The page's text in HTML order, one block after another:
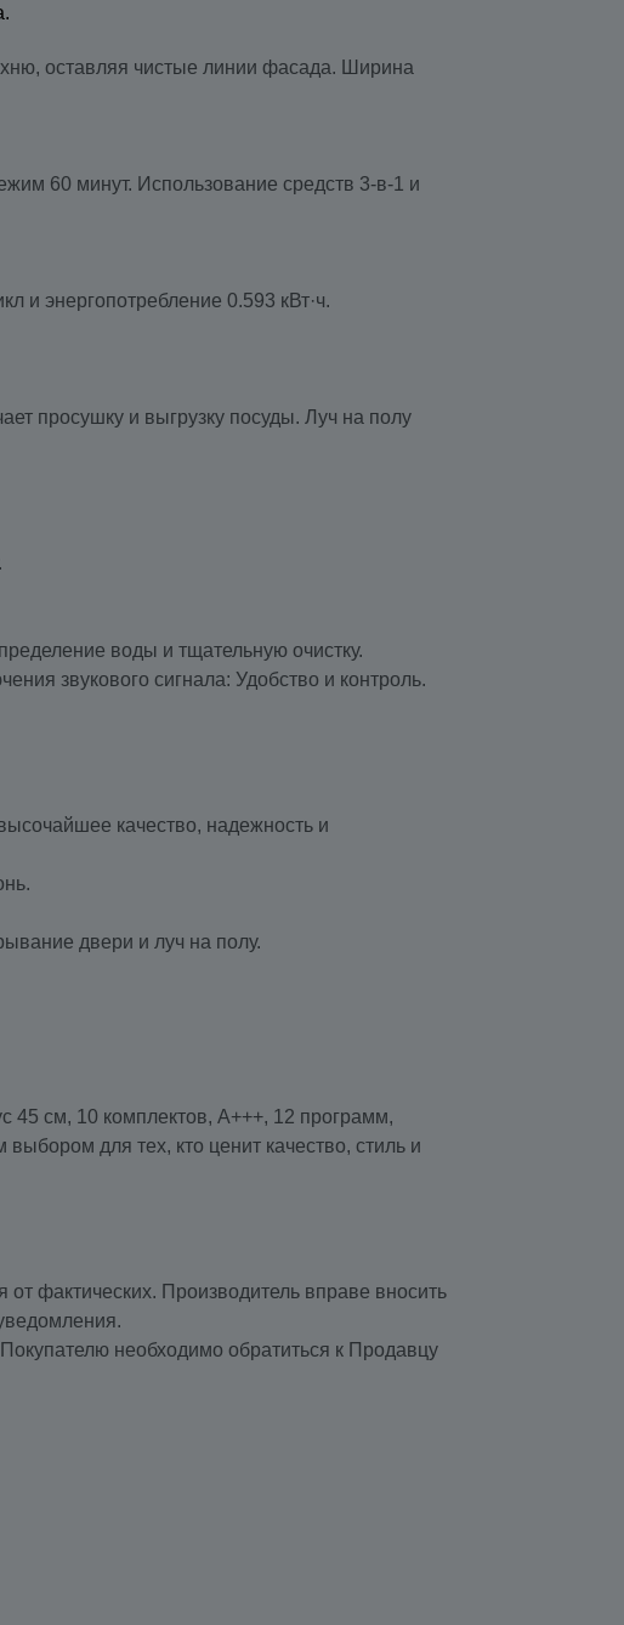
оставляя чистые линии фасада. Ширина
60 минут. Использование средств 3-в-1 и
и энергопотребление 0.593 кВт·ч.
просушку и выгрузку посуды. Луч на полу
воды и тщательную очистку.
звукового сигнала: Удобство и контроль.
качество, надежность и
двери и луч на полу.
45 см, 10 комплектов, A+++, 12 программ,
для тех, кто ценит качество, стиль и
фактических. Производитель вправе вносить
необходимо обратиться к Продавцу